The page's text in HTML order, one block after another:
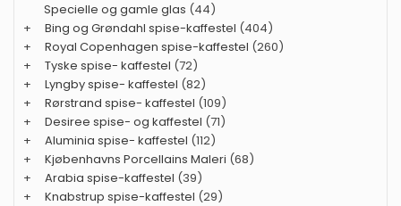
Specielle og gamle glas (44)
+
Bing og Grøndahl spise-kaffestel (404)
+
Royal Copenhagen spise-kaffestel (260)
+
Tyske spise- kaffestel (72)
+
Lyngby spise- kaffestel (82)
+
Rørstrand spise- kaffestel (109)
+
Desiree spise- og kaffestel (71)
+
Aluminia spise- kaffestel (112)
+
Kjøbenhavns Porcellains Maleri (68)
+
Arabia spise-kaffestel (39)
+
Knabstrup spise-kaffestel (29)